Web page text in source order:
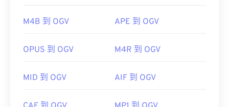
M4B 到 OGV APE 到 OGV
OPUS 到 OGV M4R 到 OGV
MID 到 OGV AIF 到 OGV